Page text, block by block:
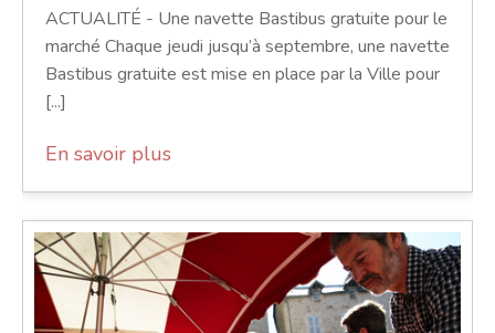
ACTUALITÉ - Une navette Bastibus gratuite pour le
marché Chaque jeudi jusqu’à septembre, une navette
Bastibus gratuite est mise en place par la Ville pour
[...]
En savoir plus